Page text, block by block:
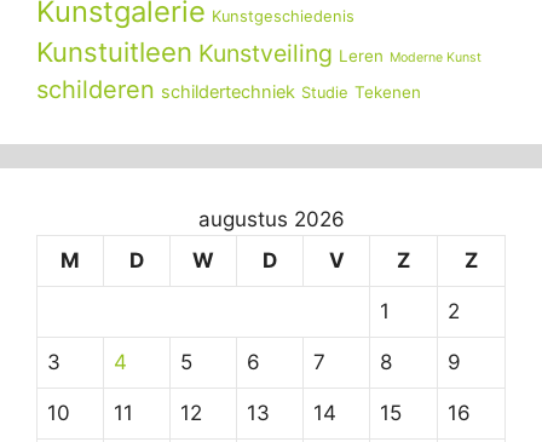
Kunstgalerie Kunstgeschiedenis
Kunstuitleen Kunstveiling Leren Moderne Kunst
schilderen schildertechniek Studie Tekenen
augustus 2026
M
D W D V Z Z
1 2
3 4 5 6 7 8 9
10 11 12 13 14 15 16